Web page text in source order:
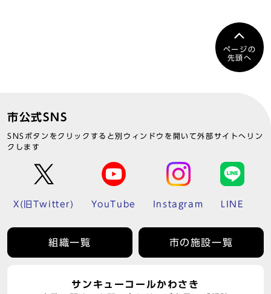
ページの
先頭へ
市公式SNS
SNSボタンをクリックすると別ウィンドウを開いて外部サイトへリン
クします
X(旧Twitter) YouTube Instagram LINE
組織一覧 市の施設一覧
サンキューコールかわさき